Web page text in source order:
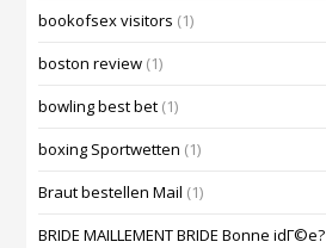
bookofsex visitors (1)
boston review (1)
bowling best bet (1)
boxing Sportwetten (1)
Braut bestellen Mail (1)
BRIDE MAILLEMENT BRIDE Bonne idГ©e?